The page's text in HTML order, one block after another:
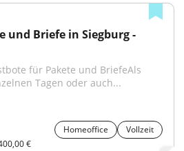
und Briefe in Siegburg -
für Pakete und BriefeAls
Tagen oder auch...
Homeoffice
Vollzeit
€